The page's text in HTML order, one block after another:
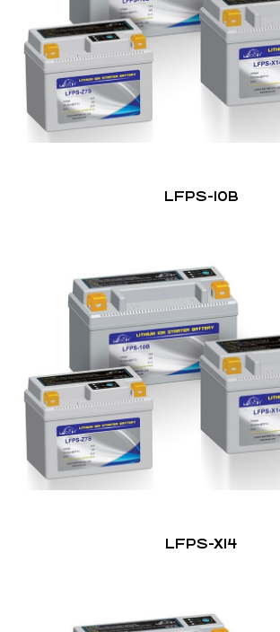
LFPS-10B
LFPS-X14